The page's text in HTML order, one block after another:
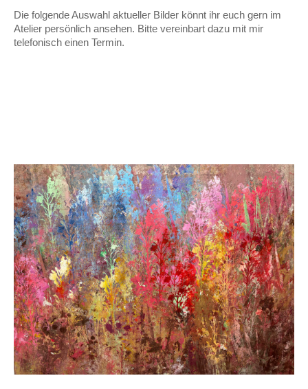
Die folgende Auswahl aktueller Bilder könnt ihr euch gern im
Atelier persönlich ansehen. Bitte vereinbart dazu mit mir
telefonisch einen Termin.